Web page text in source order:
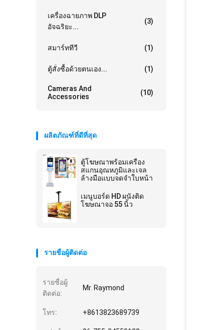
เครื่องฉายภาพ DLP
อัจฉริยะ...
(3)
สมาร์ททีวี (1)
ตู้สั่งซื้อด้วยตนเอง... (1)
Cameras And
Accessories
(10)
ผลิตภัณฑ์ที่ดีที่สุด
ตู้โฆษณาพร้อมเครื่อง
สแกนอุณหภูมิและเจล
ล้างมือแบบจดจำใบหน้า
เมนูบอร์ด HD ผนังติด
โฆษณาจอ 55 นิ้ว
รายชื่อผู้ติดต่อ
รายชื่อผู้
ติดต่อ:
Mr. Raymond
โทร: +8613823689739